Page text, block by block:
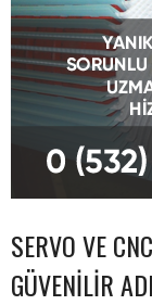
SERVO VE
GÜVENILIR